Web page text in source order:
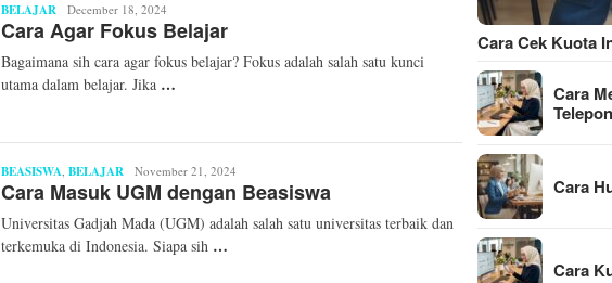
BELAJAR Mita
Mellinda
December 18, 2024
Cara Agar Fokus Belajar
Bagaimana sih cara agar fokus belajar? Fokus adalah salah satu kunci
utama dalam belajar. Jika …
BEASISWA, BELAJAR Mita
Mellinda
November 21, 2024
Cara Masuk UGM dengan Beasiswa
Universitas Gadjah Mada (UGM) adalah salah satu universitas terbaik dan
terkemuka di Indonesia. Siapa sih …
Cara Cek Kuota
Cara
Cara
Cara